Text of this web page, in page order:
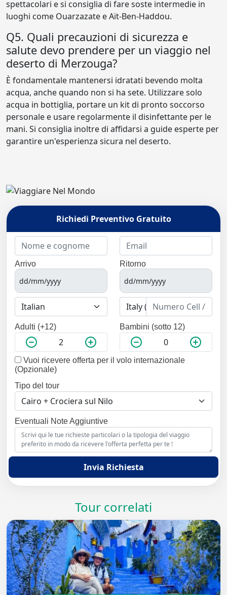
spettacolari e si consiglia di fare soste intermedie in
luoghi come Ouarzazate e Aït-Ben-Haddou.
Q5. Quali precauzioni di sicurezza e
salute devo prendere per un viaggio nel
deserto di Merzouga?
È fondamentale mantenersi idratati bevendo molta
acqua, anche quando non si ha sete. Utilizzare solo
acqua in bottiglia, portare un kit di pronto soccorso
personale e usare regolarmente il disinfettante per le
mani. Si consiglia inoltre di affidarsi a guide esperte per
garantire un'esperienza sicura nel deserto.
Richiedi Preventivo Gratuito
Arrivo Ritorno
Adulti (+12) Bambini (sotto 12)
Vuoi ricevere offerta per il volo internazionale
(Opzionale)
Tipo del tour
Eventuali Note Aggiuntive
Invia Richiesta
Tour correlati